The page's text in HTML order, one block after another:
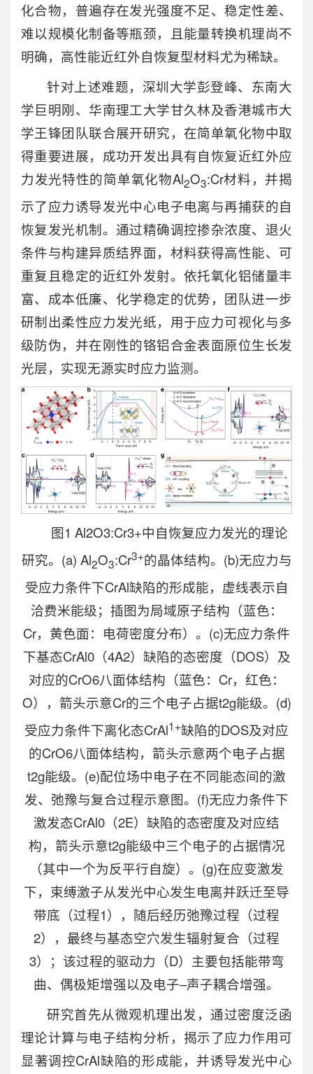
化合物，普遍存在发光强度不足、稳定性差、
难以规模化制备等瓶颈，且能量转换机理尚不
明确，高性能近红外自恢复型材料尤为稀缺。
针对上述难题，深圳大学彭登峰、东南大
学巨明刚、华南理工大学甘久林及香港城市大
学王锋团队联合展开研究，在简单氧化物中取
得重要进展，成功开发出具有自恢复近红外应
力发光特性的简单氧化物Al2O3:Cr材料，并揭
示了应力诱导发光中心电子电离与再捕获的自
恢复发光机制。通过精确调控掺杂浓度、退火
条件与构建异质结界面，材料获得高性能、可
重复且稳定的近红外发射。依托氧化铝储量丰
富、成本低廉、化学稳定的优势，团队进一步
研制出柔性应力发光纸，用于应力可视化与多
级防伪，并在刚性的铬铝合金表面原位生长发
光层，实现无源实时应力监测。
图1 Al2O3:Cr3+中自恢复应力发光的理论
研究。(a) Al2O3:Cr3+的晶体结构。(b)无应力与
受应力条件下CrAl缺陷的形成能，虚线表示自
洽费米能级；插图为局域原子结构（蓝色：
Cr，黄色面：电荷密度分布）。(c)无应力条件
下基态CrAl0（4A2）缺陷的态密度（DOS）及
对应的CrO6八面体结构（蓝色：Cr，红色：
O），箭头示意Cr的三个电子占据t2g能级。(d)
受应力条件下离化态CrAl1+缺陷的DOS及对应
的CrO6八面体结构，箭头示意两个电子占据
t2g能级。(e)配位场中电子在不同能态间的激
发、弛豫与复合过程示意图。(f)无应力条件下
激发态CrAl0（2E）缺陷的态密度及对应结
构，箭头示意t2g能级中三个电子的占据情况
（其中一个为反平行自旋）。(g)在应变激发
下，束缚激子从发光中心发生电离并跃迁至导
带底（过程1），随后经历弛豫过程（过程
2），最终与基态空穴发生辐射复合（过程
3）；该过程的驱动力（D）主要包括能带弯
曲、偶极矩增强以及电子–声子耦合增强。
研究首先从微观机理出发，通过密度泛函
理论计算与电子结构分析，揭示了应力作用可
显著调控CrAl缺陷的形成能，并诱导发光中心